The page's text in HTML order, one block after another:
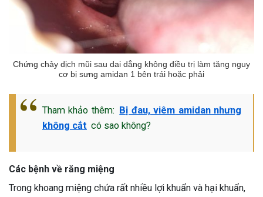
Chứng chảy dịch mũi sau dai dẳng không điều trị làm tăng nguy
cơ bị sưng amidan 1 bên trái hoặc phải
Tham khảo thêm:
Bị đau, viêm amidan nhưng
không cắt có sao không?
Các bệnh về răng miệng
Trong khoang miệng chứa rất nhiều lợi khuẩn và hại khuẩn,